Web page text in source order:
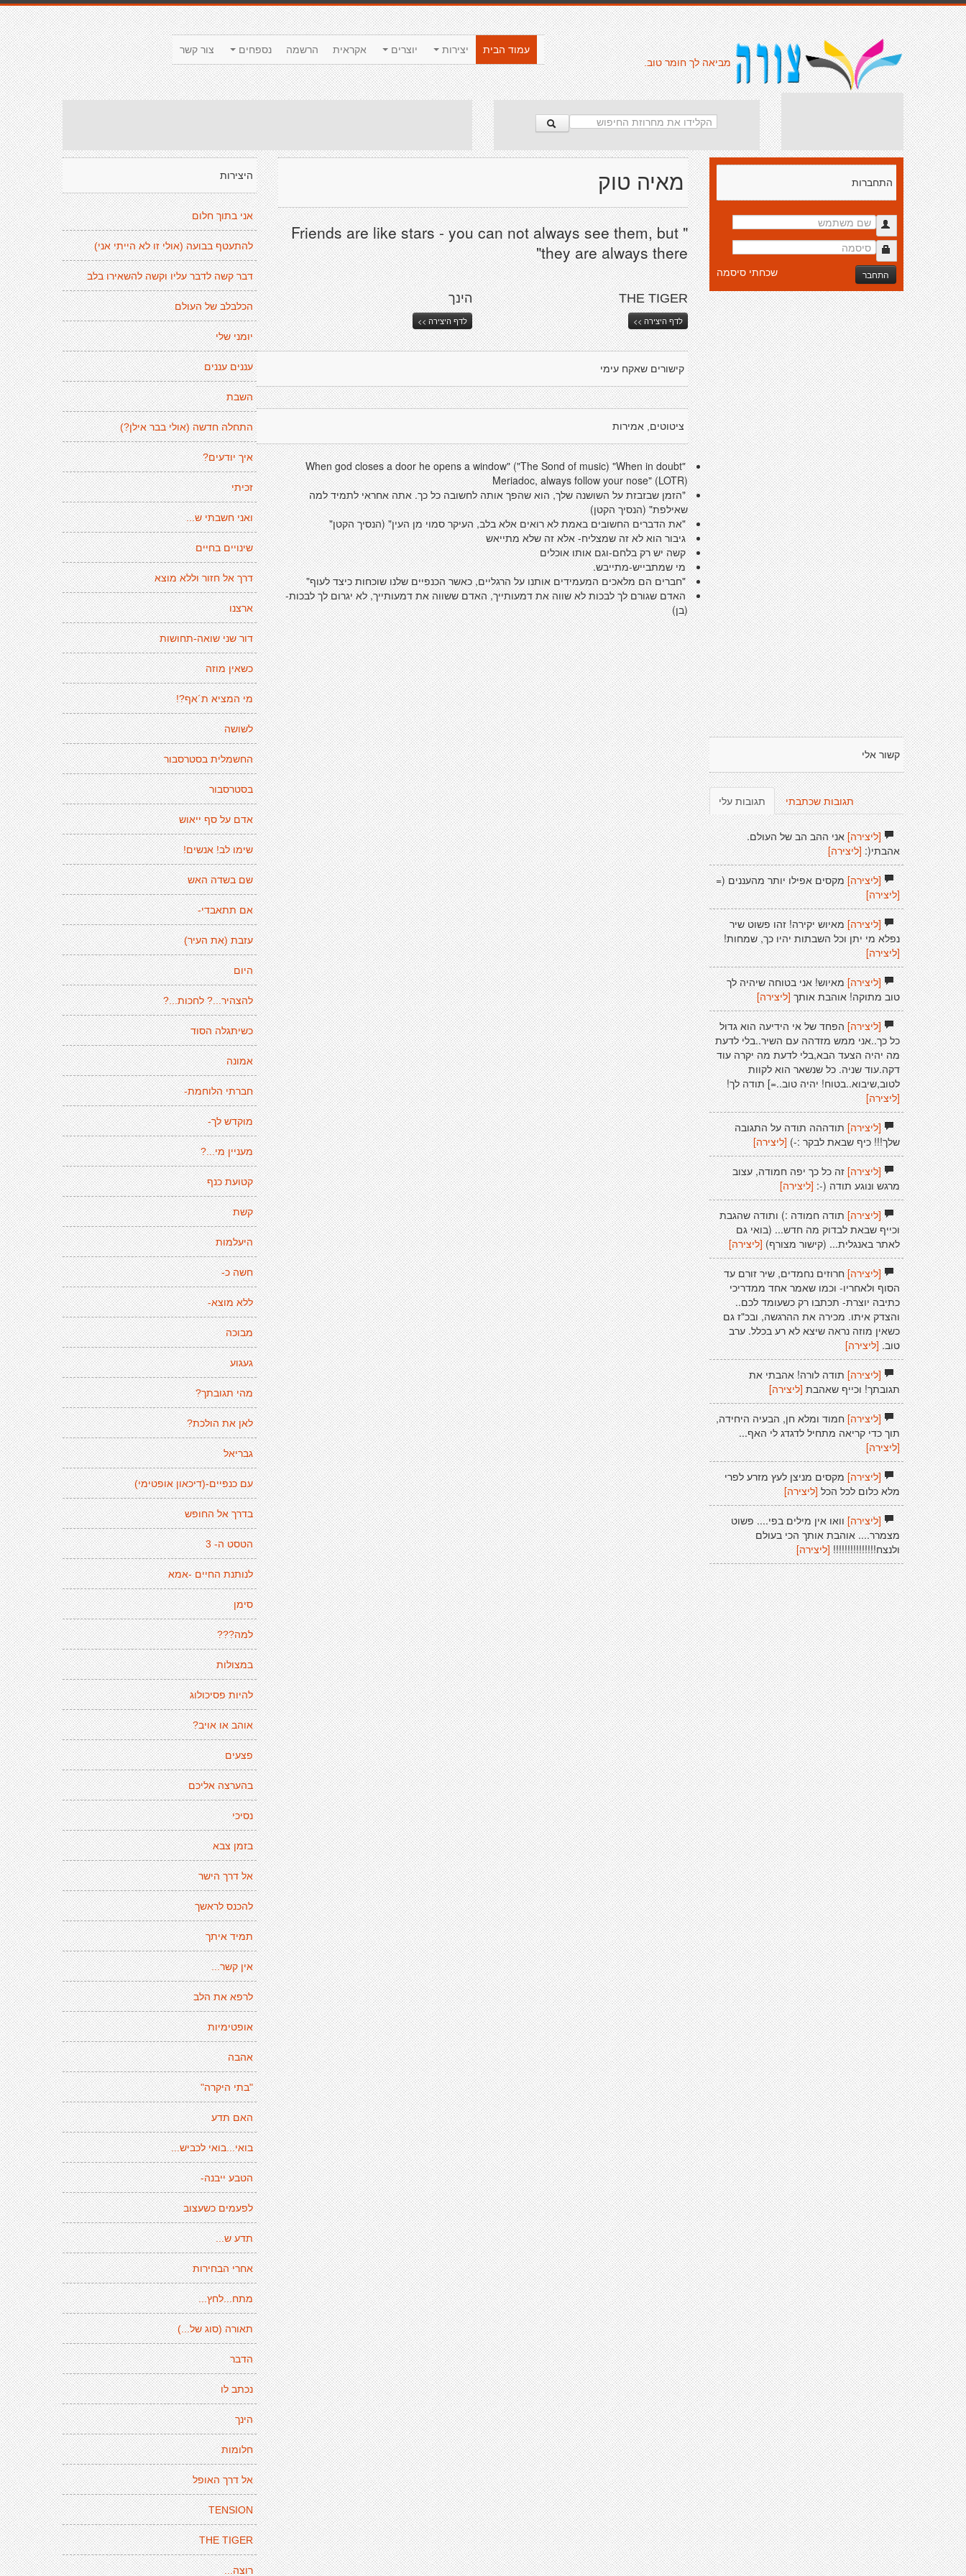
צור קשר נספחים הרשמה אקראית יוצרים יצירות
עמוד הבית
מביאה לך חומר טוב.
היצירות
אני בתוך חלום
להתעטף בבועה (אולי זו לא הייתי אני)
דבר קשה לדבר עליו וקשה להשאירו בלב
הכלבלב של העולם
יומני שלי
עננים עננים
השבת
התחלה חדשה (אולי בבר אילן?)
איך יודעים?
זכיתי
ואני חשבתי ש...
שינויים בחיים
דרך אל חזור וללא מוצא
ארצנו
דור שני שואה-תחושות
כשאין מוזה
מי המציא ת´אף?!
לשושה
החשמלית בסטרסבור
בסטרסבור
אדם על סף ייאוש
שימו לב! אנשים!
שם בשדה האש
אם תתאבדי-
עזבת (את העיר)
היום
להצהיר...? לחכות...?
כשיתגלה הסוד
אמונה
חברתי הלוחמת-
מוקדש לך-
מעניין מי...?
קטועת כנף
קשת
היעלמות
חשה כ-
ללא מוצא-
מבוכה
געגוע
מהי תגובתך?
לאן את הולכת?
גבריאל
עם כנפיים-(דיכאון אופטימי)
בדרך אל החופש
הטסט ה- 3
לנותנת החיים -אמא
סימן
למה???
במצולות
להיות פסיכולוג
אוהב או אויב?
פצעים
בהערצה אליכם
נסיכי
בזמן צבא
אל דרך הישר
להכנס לראשך
תמיד איתך
אין קשר...
לרפא את הלב
אופטימיות
אהבה
"בתי היקרה"
האם תדע
בואי...בואי לכביש...
הטבע ייבנה-
לפעמים כשעצוב
תדע ש...
אחרי הבחירות
מתח...לחץ...
תאורה (סוג של...)
הדבר
נכתב לו
הינך
חלומות
אל דרך האופל
TENSION
THE TIGER
רוצה...
מאיה טוק
" Friends are like stars - you can not always see them, but
they are always there"
הינך
לדף היצירה >>
THE TIGER
לדף היצירה >>
קישורים שאקח עימי
ציטוטים, אמירות
"When god closes a door he opens a window" ("The Sond of music) "When in doubt
Meriadoc, always follow your nose" (LOTR)
"הזמן שבזבזת על השושנה שלך, הוא שהפך אותה לחשובה כל כך. אתה אחראי לתמיד למה
שאילפת" (הנסיך הקטן)
"את הדברים החשובים באמת לא רואים אלא בלב, העיקר סמוי מן העין" (הנסיך הקטן"
גיבור הוא לא זה שמצליח- אלא זה שלא מתייאש
קשה יש רק בלחם-וגם אותו אוכלים
מי שמתבייש-מתייבש.
"חברים הם מלאכים המעמידים אותנו על הרגליים, כאשר הכנפיים שלנו שוכחות כיצד לעוף"
האדם שגורם לך לבכות לא שווה את דמעותייך, האדם ששווה את דמעותייך, לא יגרום לך לבכות-
(בן)
התחברות
התחבר שכחתי סיסמה
קשור אלי
תגובות עלי תגובות שכתבתי
[ליצירה]אני ההב הב של העולם.
אהבתי(:[ליצירה]
[ליצירה]מקסים אפילו יותר מהעננים (=
[ליצירה]
[ליצירה]מאיוש יקירה! זהו פשוט שיר
נפלא מי יתן וכל השבתות יהיו כך, שמחות!
[ליצירה]
[ליצירה]מאיוש! אני בטוחה שיהיה לך
טוב מתוקה! אוהבת אותך[ליצירה]
[ליצירה]הפחד של אי הידיעה הוא גדול
כל כך..אני ממש מזדהה עם השיר..בלי לדעת
מה יהיה הצעד הבא,בלי לדעת מה יקרה עוד
דקה.עוד שניה. כל שנשאר הוא לקוות
לטוב,שיבוא..בטוח! יהיה טוב..=] תודה לך!
[ליצירה]
[ליצירה]תודההה תודה על התגובה
שלך!!! כיף שבאת לבקר :-) [ליצירה]
[ליצירה]זה כל כך יפה חמודה, עצוב
מרגש ונוגע תודה (-: [ליצירה]
[ליצירה]תודה חמודה :) ותודה שהגבת
וכייף שבאת לבדוק מה חדש... (בואי גם
לאתר באנגלית... (קישור מצורף)[ליצירה]
[ליצירה]חרוזים נחמדים, שיר זורם עד
הסוף ולאחריו- וכמו שאמר אחד ממדריכי
כתיבה יוצרת- תכתבו רק כשעומד לכם..
והצדק איתו. מכירה את ההרגשה, ובכ"ז גם
כשאין מוזה נראה שיצא לא רע בכלל. ערב
טוב. [ליצירה]
[ליצירה]תודה לורה! אהבתי את
תגובתך! וכייף שאהבת [ליצירה]
[ליצירה]חמוד ומלא חן, הבעיה היחידה,
תוך כדי קריאה מתחיל לדגדג לי האף...
[ליצירה]
[ליצירה]מקסים מניצן לעץ מזרע לפרי
מלא כלום לכל הכל [ליצירה]
[ליצירה]וואו אין מילים בפי.... פשוט
מצמרר.... אוהבת אותך הכי בעולם
ולנצח!!!!!!!!!!!!!!! [ליצירה]